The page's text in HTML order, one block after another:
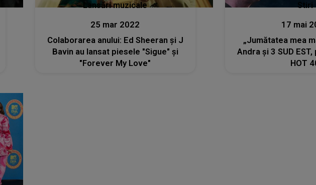
Lansări muzicale
25 mar 2022
Colaborarea anului: Ed Sheeran și J
Bavin au lansat piesele "Sigue" și
"Forever My Love"
Stiri
17 mai
„Jumătatea mea
Andra și 3 SUD
HOT